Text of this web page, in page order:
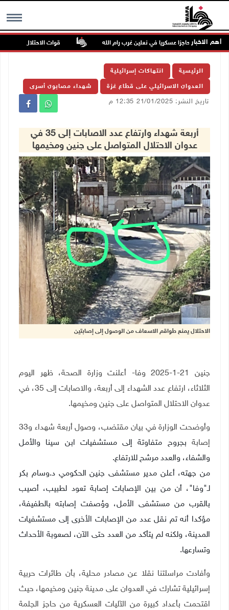
MENU أهم الاخبار
ينصب حاجزا عسكريا في نعلين غرب رام الله قوات الاحتلال تغلق
الرئيسية انتهاكات إسرائيلية
العدوان الاسرائيلي على قطاع غزة شهداء مصابون أسرى
تاريخ النشر: 21/01/2025 12:35 م
أربعة شهداء وارتفاع عدد الاصابات إلى 35 في
عدوان الاحتلال المتواصل على جنين ومخيمها
الاحتلال يمنع طواقم الاسعاف من الوصول إلى إصابتين
جنين 21-1-2025 وفا- أعلنت وزارة الصحة، ظهر اليوم
الثلاثاء، ارتفاع عدد الشهداء إلى أربعة، والاصابات إلى 35، في
عدوان الاحتلال المتواصل على جنين ومخيمها.
وأوضحت الوزارة في بيان مقتضب، وصول أربعة شهداء و33
إصابة بجروح متفاوتة إلى مستشفيات ابن سينا والأمل
والشفاء، والعدد مرشح للارتفاع.
من جهته، أعلن مدير مستشفى جنين الحكومي د.وسام بكر
لـ"وفا"، أن من بين الإصابات إصابة تعود لطبيب، أصيب
بالقرب من مستشفى الأمل، ووُصفت إصابته بالطفيفة،
مؤكدا أنه تم نقل عدد من الإصابات الأخرى إلى مستشفيات
المدينة، ولكنه لم يتأكد من العدد حتى الآن، لصعوبة الأحداث
وتسارعها.
وأفادت مراسلتنا نقلا عن مصادر محلية، بأن طائرات حربية
إسرائيلية تشارك في العدوان على مدينة جنين ومخيمها، حيث
اقتحمت بأعداد كبيرة من الآليات العسكرية من حاجز الجلمة